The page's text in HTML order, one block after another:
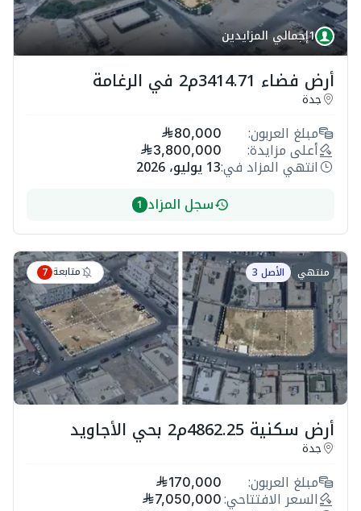
1إجمالي المزايدين
أرض فضاء 3414.71م2 في الرغامة
جدة
مبلغ العربون: 80,000
أعلى مزايدة: 3,800,000
انتهي المزاد في:13 يوليو، 2026
سجل المزاد 1
منتهي الأصل 3 متابعة 7
أرض سكنية 4862.25م2 بحي الأجاويد
جدة
مبلغ العربون: 170,000
السعر الافتتاحي: 7,050,000